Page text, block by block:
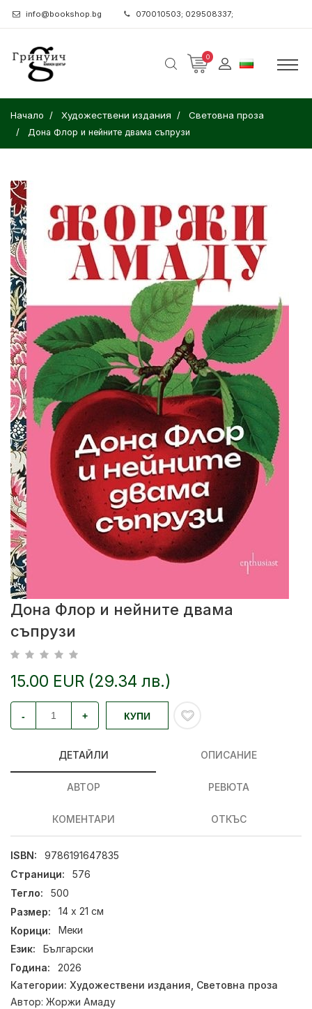
info@bookshop.bg 070010503; 029508337;
0
Начало Художествени издания Световна проза
Дона Флор и нейните двама съпрузи
Дона Флор и нейните двама
съпрузи
15.00 EUR (29.34 лв.)
- + КУПИ
ДЕТАЙЛИ ОПИСАНИЕ
АВТОР РЕВЮТА
КОМЕНТАРИ ОТКЪС
ISBN:
9786191647835
Страници:
576
Тегло:
500
Размер:
14 х 21 см
Корици:
Меки
Език:
Български
Година:
2026
Категории: Художествени издания, Световна проза
Автор: Жоржи Амаду